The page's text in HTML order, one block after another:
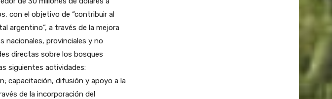
con el objetivo de “contribuir al
argentino”, a través de la mejora
nacionales, provinciales y no
directas sobre los bosques
siguientes actividades:
capacitación, difusión y apoyo a la
de la incorporación del